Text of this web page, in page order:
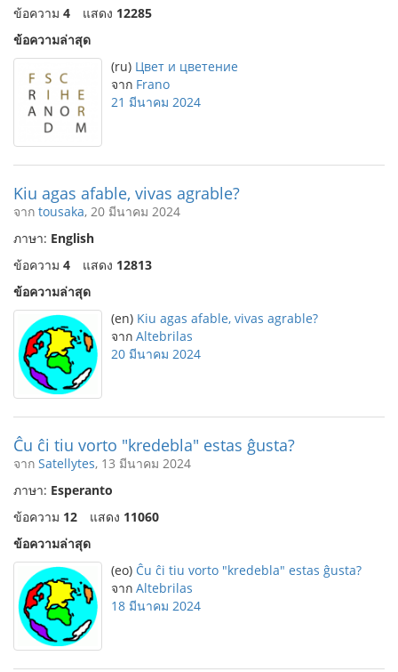
ข้อความ 4 แสดง 12285
ข้อความล่าสุด
(ru) Цвет и цветение
จาก Frano
21 มีนาคม 2024
Kiu agas afable, vivas agrable?
จาก tousaka, 20 มีนาคม 2024
ภาษา: English
ข้อความ 4 แสดง 12813
ข้อความล่าสุด
(en) Kiu agas afable, vivas agrable?
จาก Altebrilas
20 มีนาคม 2024
Ĉu ĉi tiu vorto "kredebla" estas ĝusta?
จาก Satellytes, 13 มีนาคม 2024
ภาษา: Esperanto
ข้อความ 12 แสดง 11060
ข้อความล่าสุด
(eo) Ĉu ĉi tiu vorto "kredebla" estas ĝusta?
จาก Altebrilas
18 มีนาคม 2024